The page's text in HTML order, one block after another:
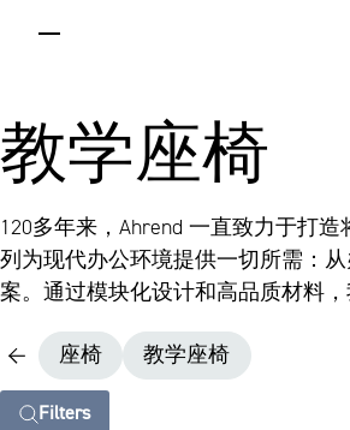
教学座椅
120多年来，Ahrend 一直致力于打
列为现代办公环境提供一切所需：
案。通过模块化设计和高品质材料
座椅 教学座椅
Filters